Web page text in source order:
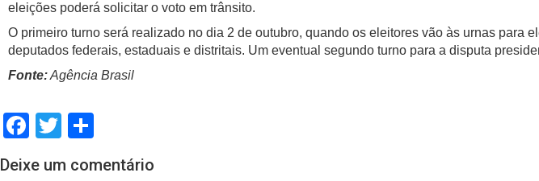
eleições poderá solicitar o voto em trânsito.
O primeiro turno será realizado no dia 2 de outubro, quando os eleitores vão às urnas para
deputados federais, estaduais e distritais. Um eventual segundo turno para a disputa
Fonte:Agência Brasil
Facebook
Twitter
Deixe um comentário